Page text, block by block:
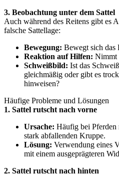
3. Beobachtung unter dem Sattel
Auch während des Reitens gibt es
falsche Sattellage:
Bewegung: Bewegt sich das
Reaktion auf Hilfen: Nimmt
Schweißbild: Ist das
gleichmäßig oder gibt es
hinweisen?
Häufige Probleme und Lösungen
1. Sattel rutscht nach vorne
Ursache: Häufig bei
stark abfallenden Kruppe.
Lösung: Verwendung eines
mit einem ausgeprägteren
2. Sattel rutscht nach hinten